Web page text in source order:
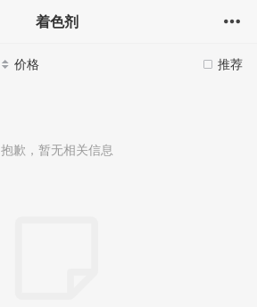
着色剂
推荐
价格
抱歉，暂无相关信息